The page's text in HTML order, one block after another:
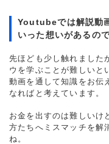
Youtubeでは解説動
いった想いがあるの
先ほども少し触れました
ウを学ぶことが難しいと
動画を通して知識をお伝
なればと考えています。
お金を出すのは難しいけ
方たちへミスマッチを解
ね。